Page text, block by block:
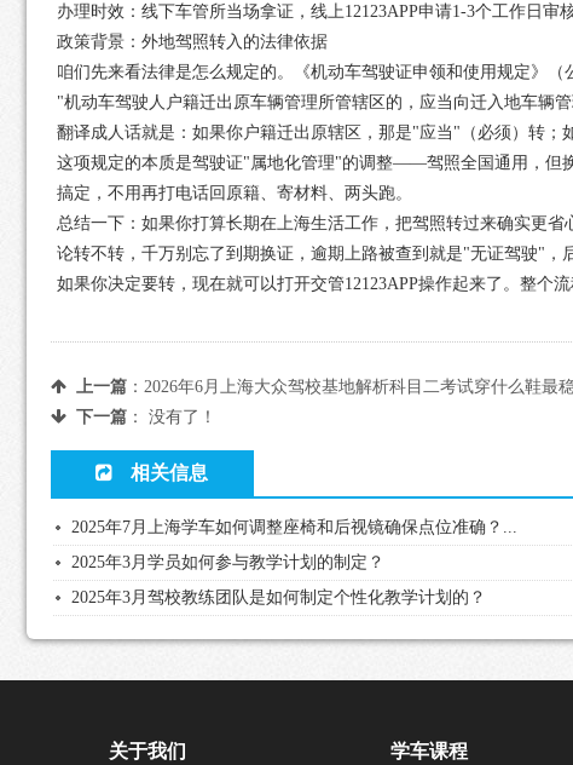
办理时效：线下车管所当场拿证，线上12123APP申请1-3个工作日审
政策背景：外地驾照转入的法律依据
咱们先来看法律是怎么规定的。《机动车驾驶证申领和使用规定》（
"机动车驾驶人户籍迁出原车辆管理所管辖区的，应当向迁入地车辆
翻译成人话就是：如果你户籍迁出原辖区，那是"应当"（必须）转
这项规定的本质是驾驶证"属地化管理"的调整——驾照全国通用，但
搞定，不用再打电话回原籍、寄材料、两头跑。
总结一下：如果你打算长期在上海生活工作，把驾照转过来确实更
论转不转，千万别忘了到期换证，逾期上路被查到就是"无证驾驶"，
如果你决定要转，现在就可以打开交管12123APP操作起来了。整个
上一篇： 2026年6月上海大众驾校基地解析科目二考试穿什么鞋最
下一篇： 没有了！
相关信息
2025年7月上海学车如何调整座椅和后视镜确保点位准确？...
2025年3月学员如何参与教学计划的制定？
2025年3月驾校教练团队是如何制定个性化教学计划的？
关于我们 学车课程